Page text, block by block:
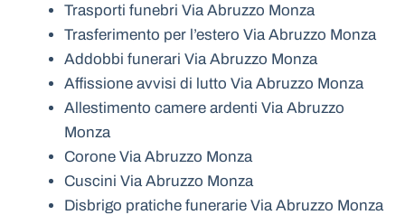
Trasporti funebri Via Abruzzo Monza
Trasferimento per l’estero Via Abruzzo Monza
Addobbi funerari Via Abruzzo Monza
Affissione avvisi di lutto Via Abruzzo Monza
Allestimento camere ardenti Via Abruzzo
Monza
Corone Via Abruzzo Monza
Cuscini Via Abruzzo Monza
Disbrigo pratiche funerarie Via Abruzzo Monza